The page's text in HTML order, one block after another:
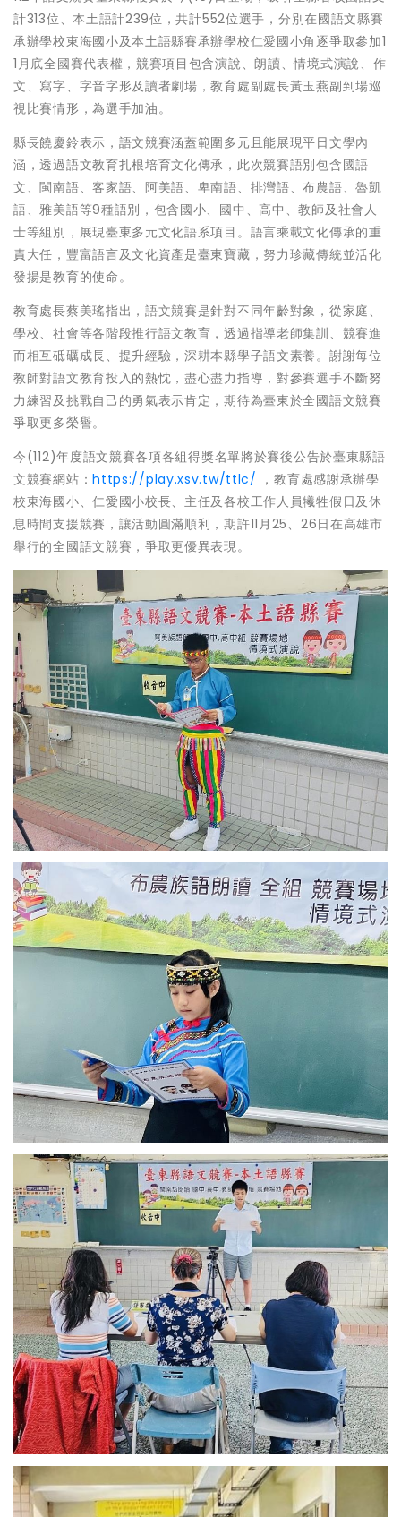
計313位、本土語計239位，共計552位選手，分別在國語文縣賽
承辦學校東海國小及本土語縣賽承辦學校仁愛國小角逐爭取參加1
1月底全國賽代表權，競賽項目包含演說、朗讀、情境式演說、作
文、寫字、字音字形及讀者劇場，教育處副處長黃玉燕副到場巡
視比賽情形，為選手加油。
縣長饒慶鈴表示，語文競賽涵蓋範圍多元且能展現平日文學內
涵，透過語文教育扎根培育文化傳承，此次競賽語別包含國語
文、閩南語、客家語、阿美語、卑南語、排灣語、布農語、魯凱
語、雅美語等9種語別，包含國小、國中、高中、教師及社會人
士等組別，展現臺東多元文化語系項目。語言乘載文化傳承的重
責大任，豐富語言及文化資產是臺東寶藏，努力珍藏傳統並活化
發揚是教育的使命。
教育處長蔡美瑤指出，語文競賽是針對不同年齡對象，從家庭、
學校、社會等各階段推行語文教育，透過指導老師集訓、競賽進
而相互砥礪成長、提升經驗，深耕本縣學子語文素養。謝謝每位
教師對語文教育投入的熱忱，盡心盡力指導，對參賽選手不斷努
力練習及挑戰自己的勇氣表示肯定，期待為臺東於全國語文競賽
爭取更多榮譽。
今(112)年度語文競賽各項各組得獎名單將於賽後公告於臺東縣語
文競賽網站：https://play.xsv.tw/ttlc/ ，教育處感謝承辦學
校東海國小、仁愛國小校長、主任及各校工作人員犧牲假日及休
息時間支援競賽，讓活動圓滿順利，期許11月25、26日在高雄市
舉行的全國語文競賽，爭取更優異表現。